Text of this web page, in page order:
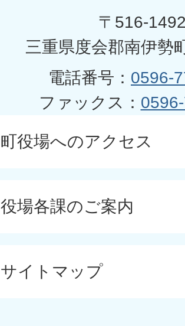
〒516-
三重県度会郡南伊勢
電話番号： 0596-
ファックス：
町役場へのアクセス
役場各課のご案内
サイトマップ